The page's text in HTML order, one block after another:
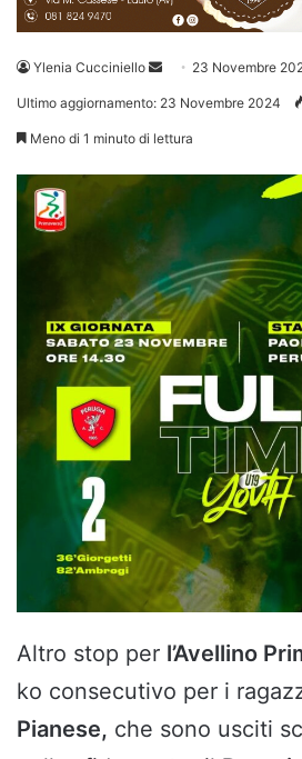
Ylenia Cucciniello
Invia 23 Novembre
Ultimo aggiornamento: 23 Novembre 2024
Meno di 1 minuto di lettura
Altro stop per l’Avellino
ko consecutivo per i
Pianese, che sono usciti